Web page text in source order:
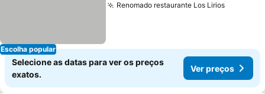
Escolha popular
Renomado restaurante Los LiriosVer
Selecione as datas para ver os preços
exatos.
Ver preços